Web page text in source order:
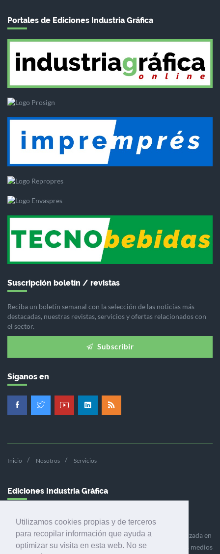
Utilizamos cookies propias y de terceros
para recopilar información que ayuda a
optimizar su visita en esta web. No se
Portales de Ediciones Industria Gráfica
Suscripción boletín / revistas
Reciba un boletín semanal con la selección de las noticias más
destacadas, nuestras revistas, servicios y ofertas relacionados con
el sector.
Subscribir
Síganos en
Inicio Nosotros Servicios
Ediciones Industria Gráfica
Ediciones Industria Gráfica es una empresa editora especializada en
el mercado de la comunicación gráfica que engloba diversos medios